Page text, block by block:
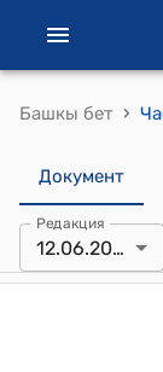
Башкы бет ›
Документ
Редакция
12.06.2025